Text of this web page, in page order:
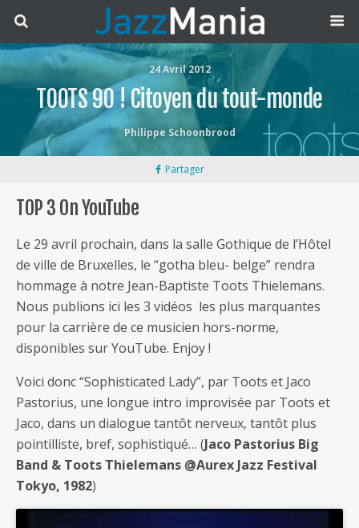
24 Avril 2012
TOOTS 90 ! Citoyen du tout-monde
Philippe Schoonbrood
Partager
TOP 3 On YouTube
Le 29 avril prochain, dans la salle Gothique de l’Hôtel
de ville de Bruxelles, le “gotha bleu- belge” rendra
hommage à notre Jean-Baptiste Toots Thielemans.
Nous publions ici les 3 vidéos les plus marquantes
pour la carrière de ce musicien hors-norme,
disponibles sur YouTube. Enjoy !
Voici donc “Sophisticated Lady”, par Toots et Jaco
Pastorius, une longue intro improvisée par Toots et
Jaco, dans un dialogue tantôt nerveux, tantôt plus
pointilliste, bref, sophistiqué… (Jaco Pastorius Big
Band & Toots Thielemans @Aurex Jazz Festival
Tokyo, 1982)